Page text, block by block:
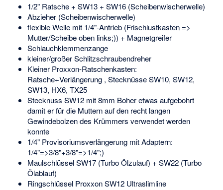
1/2" Ratsche + SW13 + SW16 (Scheibenwischerwelle)
Abzieher (Scheibenwischerwelle)
flexible Welle mit 1/4"-Antrieb (Frischlustkasten =>
Mutter/Scheibe oben links;)) + Magnetgreifer
Schlauchklemmenzange
kleiner/großer Schlitzschraubendreher
Kleiner Proxxon-Ratschenkasten:
Ratsche+Verlängerung , Stecknüsse SW10, SW12,
SW13, HX6, TX25
Stecknuss SW12 mit 8mm Boher etwas aufgebohrt
damit er für die Muttern auf den recht langen
Gewindebolzen des Krümmers verwendet werden
konnte
1/4" Provisoriumsverlängerung mit Adaptern:
1/4"=>3/8"+3/8"=>1/4";)
Maulschlüssel SW17 (Turbo Ölzulauf) + SW22 (Turbo
Ölablauf)
Ringschlüssel Proxxon SW12 Ultraslimline